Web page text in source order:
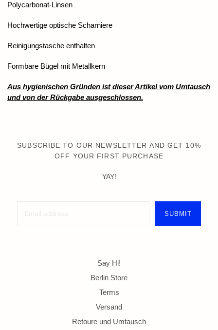
Polycarbonat-Linsen
Hochwertige optische Scharniere
Reinigungstasche enthalten
Formbare Bügel mit Metallkern
Aus hygienischen Gründen ist dieser Artikel vom Umtausch
und von der Rückgabe ausgeschlossen.
SUBSCRIBE TO OUR NEWSLETTER AND GET 10%
OFF YOUR FIRST PURCHASE
YAY!
Say Hi!
Berlin Store
Terms
Versand
Retoure und Umtausch